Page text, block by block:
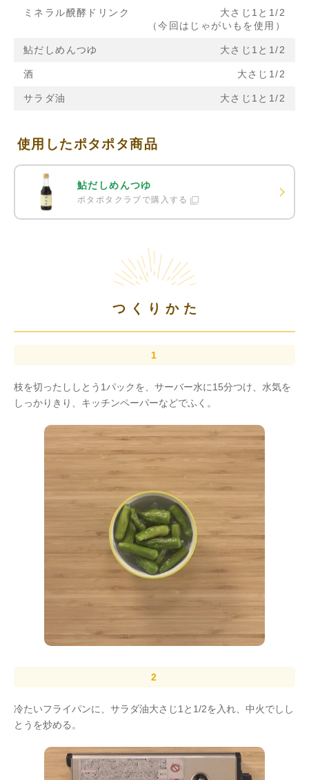
ミネラル醗酵ドリンク
大さじ1と1/2
（今回はじゃがいもを使用）
鮎だしめんつゆ 大さじ1と1/2
酒 大さじ1/2
サラダ油 大さじ1と1/2
使用したポタポタ商品
鮎だしめんつゆ
ポタポタクラブで購入する
つくりかた
枝を切ったししとう1パックを、サーバー水に15分つけ、水気を
しっかりきり、キッチンペーパーなどでふく。
冷たいフライパンに、サラダ油大さじ1と1/2を入れ、中火でしし
とうを炒める。